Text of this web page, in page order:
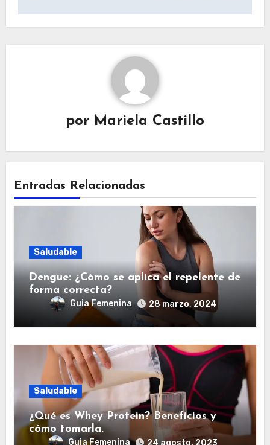
por Mariela Castillo
Entradas Relacionadas
Saludable
Dengue: ¿Cómo se aplica el repelente de
forma correcta?
Guia Femenina 28 marzo, 2024
Saludable
¿Qué es Whey Protein? Beneficios y
cómo tomarla.
Guia Femenina 24 agosto, 2023